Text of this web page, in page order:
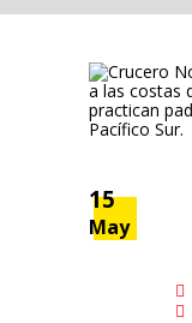
15
May